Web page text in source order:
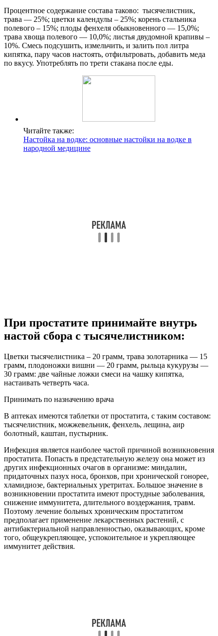
Процентное содержание состава таково: тысячелистник,
трава — 25%; цветки календулы – 25%; корень стальника
полевого – 15%; плоды фенхеля обыкновенного — 15,0%;
трава хвоща полевого — 10,0%; листья двудомной крапивы –
10%. Смесь подсушить, измельчить, и залить пол литра
кипятка, пару часов настоять, отфильтровать, добавить меда
по вкусу. Употреблять по трети стакана после еды.
Читайте также:
Настойка на водке: основные настойки на водке в
народной медицине
При простатите принимайте внутрь
настой сбора с тысячелистником:
Цветки тысячелистника – 20 грамм, трава золотарника — 15
грамм, плодоножки вишни — 20 грамм, рыльца кукурузы —
30 грамм: две чайные ложки смеси на чашку кипятка,
настаивать четверть часа.
Принимать по назначению врача
В аптеках имеются таблетки от простатита, с таким составом:
тысячелистник, можжевельник, фенхель, лещина, аир
болотный, каштан, пустырник.
Инфекция является наиболее частой причиной возникновения
простатита. Попасть в предстательную железу она может из
других инфекционных очагов в организме: миндалин,
придаточных пазух носа, бронхов, при хронической гонорее,
хламидиозе, бактериальных уретритах. Большое значение в
возникновении простатита имеют простудные заболевания,
снижение иммунитета, длительного воздержания, травм.
Поэтому лечение больных хроническим простатитом
предполагает применение лекарственных растений, с
антибактериальной направленностью, оказывающих, кроме
того, общеукрепляющее, успокоительное и укрепляющее
иммунитет действия.